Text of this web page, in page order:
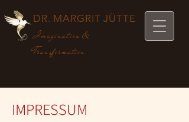
DR. MARGRIT JÜTTE
Imagination &
Transformation
IMPRESSUM